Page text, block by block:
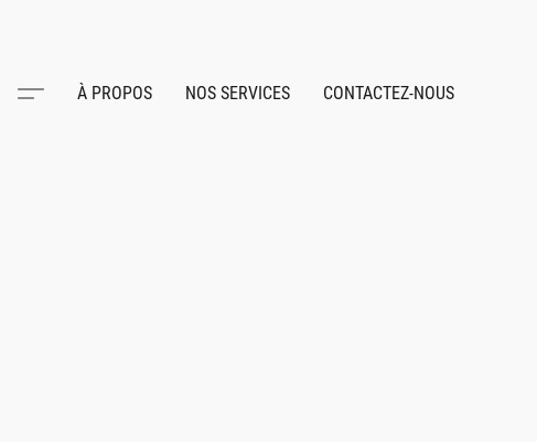
À PROPOS NOS SERVICES CONTACTEZ-NOUS